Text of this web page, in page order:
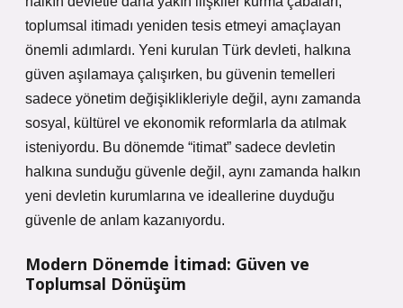
toplumsal itimadı yeniden tesis etmeyi amaçlayan
önemli adımlardı. Yeni kurulan Türk devleti, halkına
güven aşılamaya çalışırken, bu güvenin temelleri
sadece yönetim değişiklikleriyle değil, aynı zamanda
sosyal, kültürel ve ekonomik reformlarla da atılmak
isteniyordu. Bu dönemde “itimat” sadece devletin
halkına sunduğu güvenle değil, aynı zamanda halkın
yeni devletin kurumlarına ve ideallerine duyduğu
güvenle de anlam kazanıyordu.
Modern Dönemde İtimad: Güven ve
Toplumsal Dönüşüm